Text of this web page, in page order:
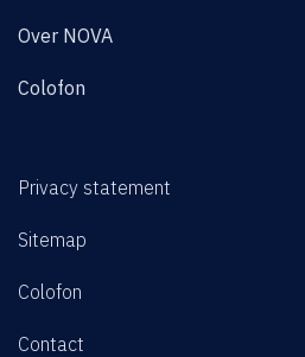
Over NOVA
Colofon
Privacy statement
Sitemap
Colofon
Contact